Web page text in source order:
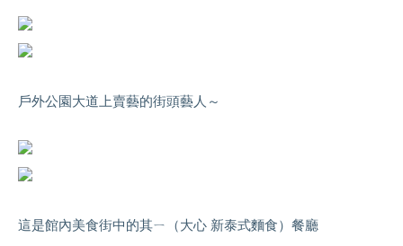
戶外公園大道上賣藝的街頭藝人～
這是館內美食街中的其ㄧ（大心 新泰式麵食）餐廳